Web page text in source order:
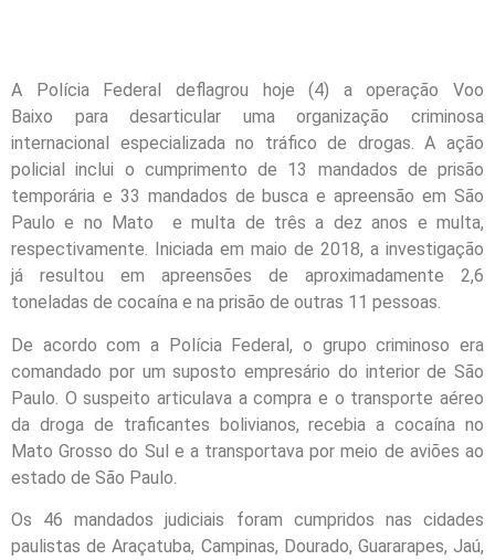
A Polícia Federal deflagrou hoje (4) a operação Voo
Baixo para desarticular uma organização criminosa
internacional especializada no tráfico de drogas. A ação
policial inclui o cumprimento de 13 mandados de prisão
temporária e 33 mandados de busca e apreensão em São
Paulo e no Mato e multa de três a dez anos e multa,
respectivamente. Iniciada em maio de 2018, a investigação
já resultou em apreensões de aproximadamente 2,6
toneladas de cocaína e na prisão de outras 11 pessoas.
De acordo com a Polícia Federal, o grupo criminoso era
comandado por um suposto empresário do interior de São
Paulo. O suspeito articulava a compra e o transporte aéreo
da droga de traficantes bolivianos, recebia a cocaína no
Mato Grosso do Sul e a transportava por meio de aviões ao
estado de São Paulo.
Os 46 mandados judiciais foram cumpridos nas cidades
paulistas de Araçatuba, Campinas, Dourado, Guararapes, Jaú,